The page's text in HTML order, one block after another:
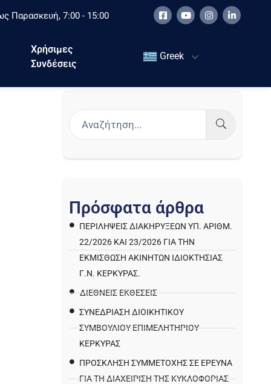
Παρασκευή, 7:00 - 15:00
Χρήσιμες
Συνδέσεις
Greek
Πρόσφατα άρθρα
ΠΕΡΙΛΉΨΕΙΣ ΔΙΑΚΗΡΎΞΕΩΝ ΥΠ. ΑΡΙΘΜ.
22/2026 ΚΑΙ 23/2026 ΓΙΑ ΤΗΝ
ΕΚΜΊΣΘΩΣΗ ΑΚΙΝΉΤΩΝ ΙΔΙΟΚΤΗΣΊΑΣ
Γ.Ν. ΚΈΡΚΥΡΑΣ.
ΔΙΕΘΝΕΙΣ ΕΚΘΕΣΕΙΣ
ΣΥΝΕΔΡΙΑΣΗ ΔΙΟΙΚΗΤΙΚΟΥ
ΣΥΜΒΟΥΛΙΟΥ ΕΠΙΜΕΛΗΤΗΡΙΟΥ
ΚΕΡΚΥΡΑΣ
ΠΡΌΣΚΛΗΣΗ ΣΥΜΜΕΤΟΧΉΣ ΣΕ ΈΡΕΥΝΑ
ΓΙΑ ΤΗ ΔΙΑΧΕΊΡΙΣΗ ΤΗΣ ΚΥΚΛΟΦΟΡΊΑΣ